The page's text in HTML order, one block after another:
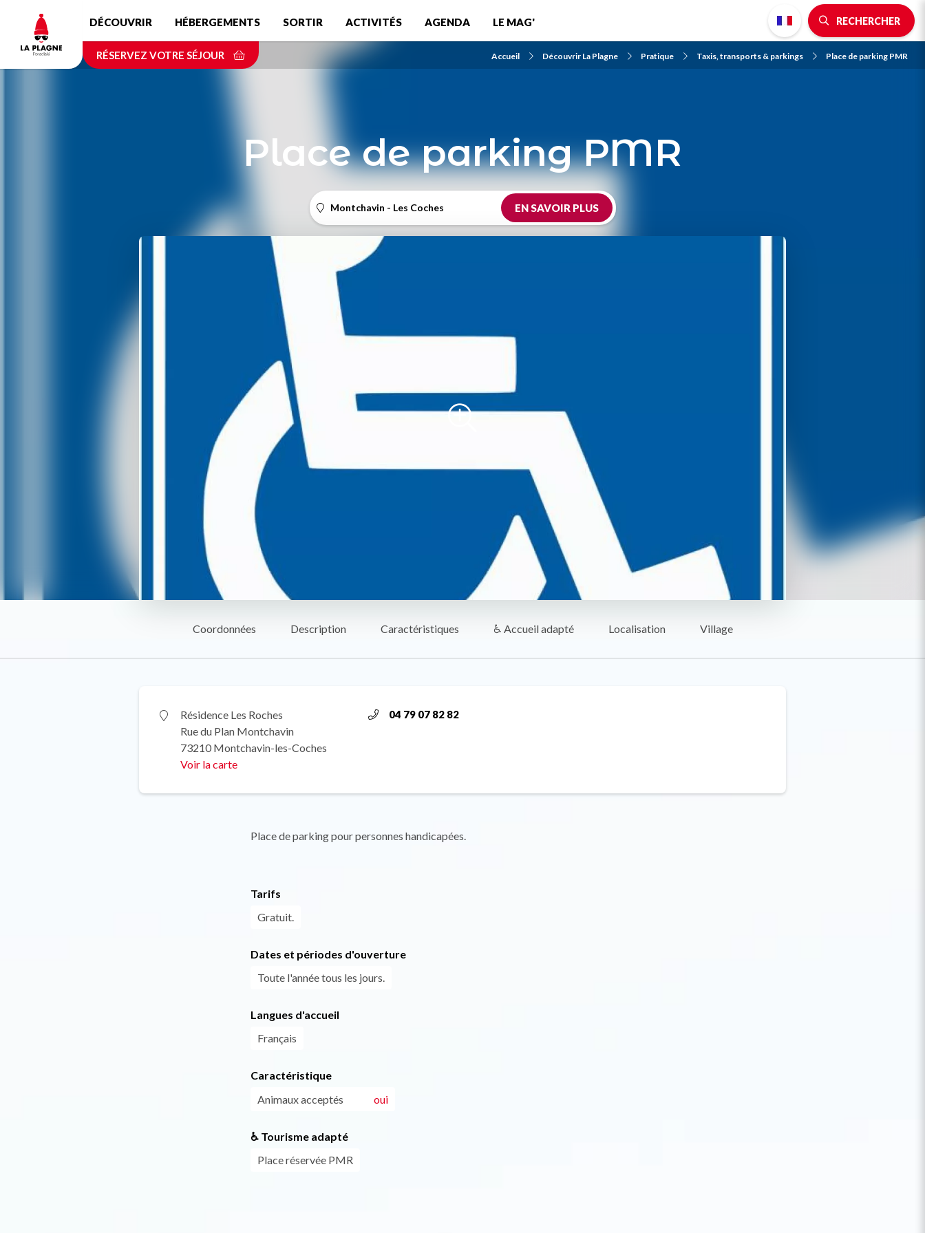
contenu
principal
DÉCOUVRIR HÉBERGEMENTS SORTIR ACTIVITÉS AGENDA LE MAG' RECHERCHER
RÉSERVEZ VOTRE SÉJOUR Accueil Découvrir La Plagne Pratique Taxis, transports & parkings Place de parking PMR
Place de parking PMR
Montchavin - Les Coches EN SAVOIR PLUS
Coordonnées Description Caractéristiques ♿ Accueil adapté Localisation Village
Résidence Les Roches
Rue du Plan Montchavin
73210 Montchavin-les-Coches
Voir la carte
04 79 07 82 82
Place de parking pour personnes handicapées.
Tarifs
Gratuit.
Dates et périodes d'ouverture
Toute l'année tous les jours.
Langues d'accueil
Français
Caractéristique
Animaux acceptés
oui
♿ Tourisme adapté
Place réservée PMR